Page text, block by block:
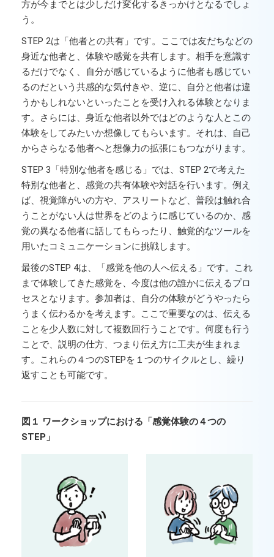
方が今までとは少しだけ変化するきっかけとなるでしょ
う。
STEP 2は「他者との共有」です。ここでは友だちなどの
身近な他者と、体験や感覚を共有します。相手を意識す
るだけでなく、自分が感じているように他者も感じてい
るのだという共感的な気付きや、逆に、自分と他者は違
うかもしれないといったことを受け入れる体験となりま
す。さらには、身近な他者以外ではどのような人とこの
体験をしてみたいか想像してもらいます。それは、自己
からさらなる他者へと想像力の拡張にもつながります。
STEP 3「特別な他者を感じる」では、STEP 2で考えた
特別な他者と、感覚の共有体験や対話を行います。例え
ば、視覚障がいの方や、アスリートなど、普段は触れ合
うことがない人は世界をどのように感じているのか、感
覚の異なる他者に話してもらったり、触覚的なツールを
用いたコミュニケーションに挑戦します。
最後のSTEP 4は、「感覚を他の人へ伝える」です。これ
まで体験してきた感覚を、今度は他の誰かに伝えるプロ
セスとなります。参加者は、自分の体験がどうやったら
うまく伝わるかを考えます。ここで重要なのは、伝える
ことを少人数に対して複数回行うことです。何度も行う
ことで、説明の仕方、つまり伝え方に工夫が生まれま
す。これらの４つのSTEPを１つのサイクルとし、繰り
返すことも可能です。
図１ ワークショップにおける「感覚体験の４つの
STEP」